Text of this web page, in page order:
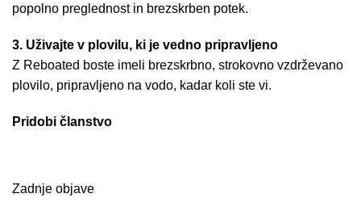
popolno preglednost in brezskrben potek.
3. Uživajte v plovilu, ki je vedno pripravljeno
Z Reboated boste imeli brezskrbno, strokovno vzdrževano
plovilo, pripravljeno na vodo, kadar koli ste vi.
Pridobi članstvo
Zadnje objave